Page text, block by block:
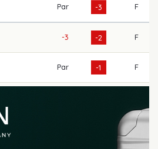
Par -3 F
-3 -2 F
Par -1 F